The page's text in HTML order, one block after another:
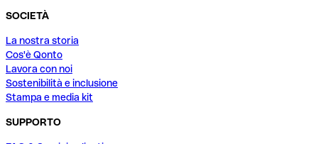
SOCIETÀ
La nostra storia
Cos'è Qonto
Lavora con noi
Sostenibilità e inclusione
Stampa e media kit
SUPPORTO